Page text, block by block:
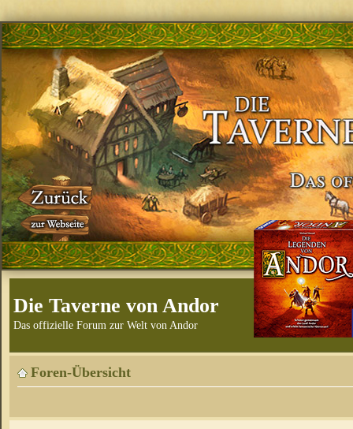
Die Taverne von Andor
Das offizielle Forum zur Welt von Andor
Foren-Übersicht